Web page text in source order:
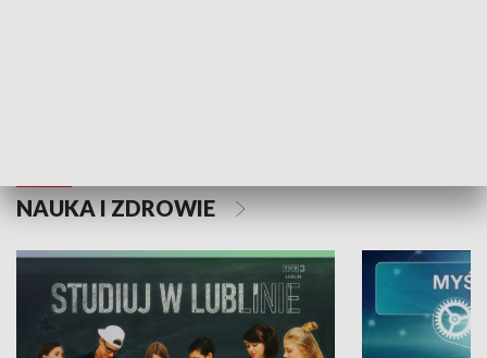
NAUKA I ZDROWIE